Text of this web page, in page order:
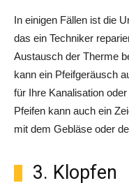
In einigen Fällen ist die
das ein Techniker
Austausch der Therme
kann ein Pfeifgeräusch
für Ihre Kanalisation
Pfeifen kann auch ein
mit dem Gebläse oder
3. Klopfen